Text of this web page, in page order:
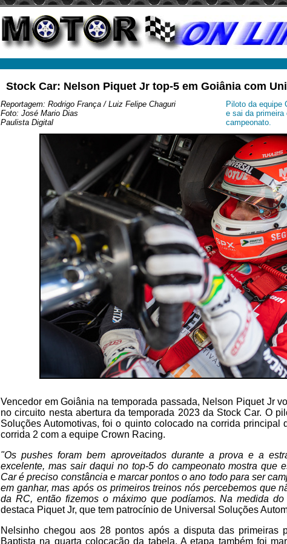
Stock Car: Nelson Piquet Jr top-5 em Goiânia com
Reportagem: Rodrigo França / Luiz Felipe Chaguri
Foto: José Mario Dias
Paulista Digital
Piloto da equipe
e sai da primeira
campeonato.
Vencedor em Goiânia na temporada passada, Nelson Piquet Jr
no circuito nesta abertura da temporada 2023 da Stock Car. O
Soluções Automotivas, foi o quinto colocado na corrida principal
corrida 2 com a equipe Crown Racing.
"Os pushes foram bem aproveitados durante a prova e a
excelente, mas sair daqui no top-5 do campeonato mostra que
Car é preciso constância e marcar pontos o ano todo para ser
em ganhar, mas após os primeiros treinos nós percebemos que
da RC, então fizemos o máximo que podíamos. Na medida
destaca Piquet Jr, que tem patrocínio de Universal Soluções
Nelsinho chegou aos 28 pontos após a disputa das primeiras
Baptista na quarta colocação da tabela. A etapa também foi